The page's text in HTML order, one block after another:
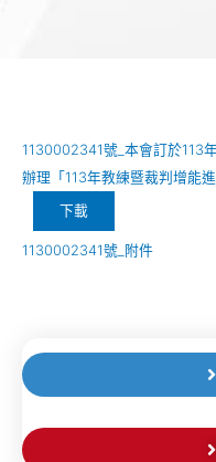
1130002341號_本會訂於113
辦理「113年教練暨裁判增能
下載
1130002341號_附件